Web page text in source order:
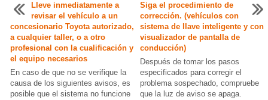
Lleve inmediatamente a
revisar el vehículo a un
concesionario Toyota autorizado,
a cualquier taller, o a otro
profesional con la cualificación y
el equipo necesarios
En caso de que no se verifique la
causa de los siguientes avisos, es
posible que el sistema no funcione
Siga el procedimiento de
corrección. (vehículos con
sistema de llave inteligente y con
visualizador de pantalla de
conducción)
Después de tomar los pasos
especificados para corregir el
problema sospechado, compruebe
que la luz de aviso se apaga.